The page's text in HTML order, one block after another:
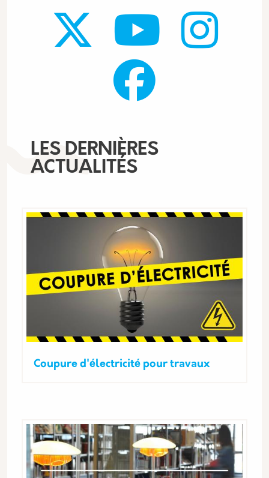
LES DERNIÈRES
ACTUALITÉS
Coupure d'électricité pour travaux